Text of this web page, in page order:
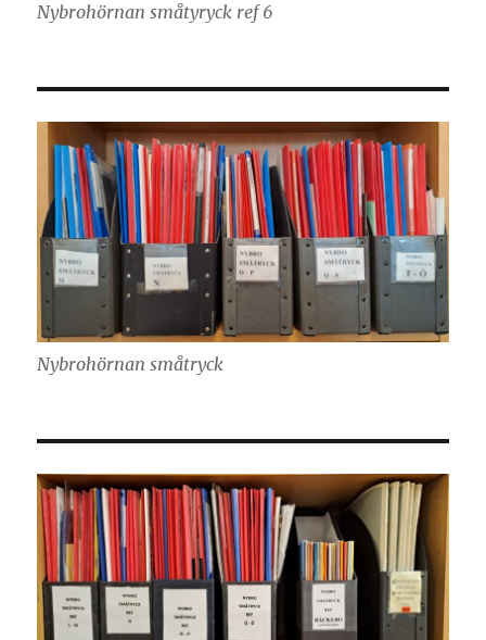
Nybrohörnan småtyryck ref 6
Nybrohörnan småtryck